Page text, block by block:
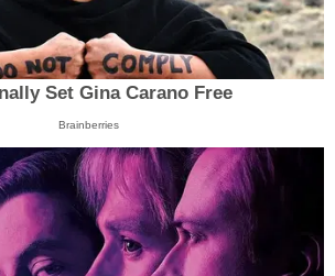
Set Gina Carano Free
Brainberries